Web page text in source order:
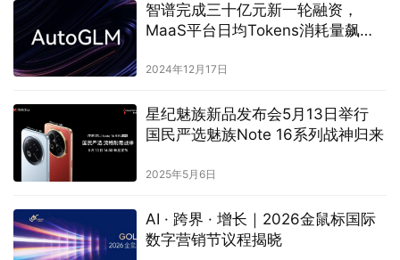
智谱完成三十亿元新一轮融资，
MaaS平台日均Tokens消耗量飙升
2024年12月17日
星纪魅族新品发布会5月13日举行
国民严选魅族Note 16系列战神归来
2025年5月6日
AI · 跨界 · 增长｜2026金鼠标国际
数字营销节议程揭晓